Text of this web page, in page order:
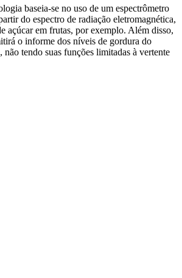
baseia-se no uso de um espectrômetro
do espectro de radiação eletromagnética,
açúcar em frutas, por exemplo. Além disso,
o informe dos níveis de gordura do
tendo suas funções limitadas à vertente